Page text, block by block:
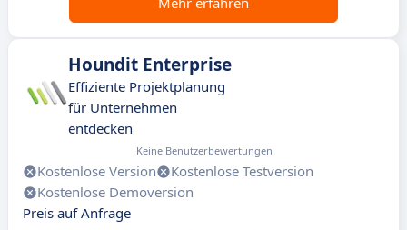
Houndit Enterprise
Effiziente Projektplanung
für Unternehmen
entdecken
Keine Benutzerbewertungen
Kostenlose Version
Kostenlose Testversion
Kostenlose Demoversion
Preis auf Anfrage